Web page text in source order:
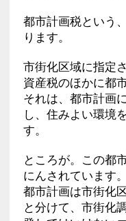
都市計画税という
ります。
市街化区域に指定
資産税のほかに都
それは、都市計画
し、住みよい環境
す。
ところが。この都
にんされています。
都市計画は市街化
と分けて、市街化